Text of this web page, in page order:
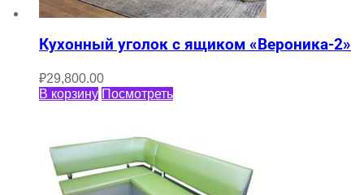
Кухонный уголок с ящиком «Вероника-2»
₽29,800.00
В корзину Посмотреть